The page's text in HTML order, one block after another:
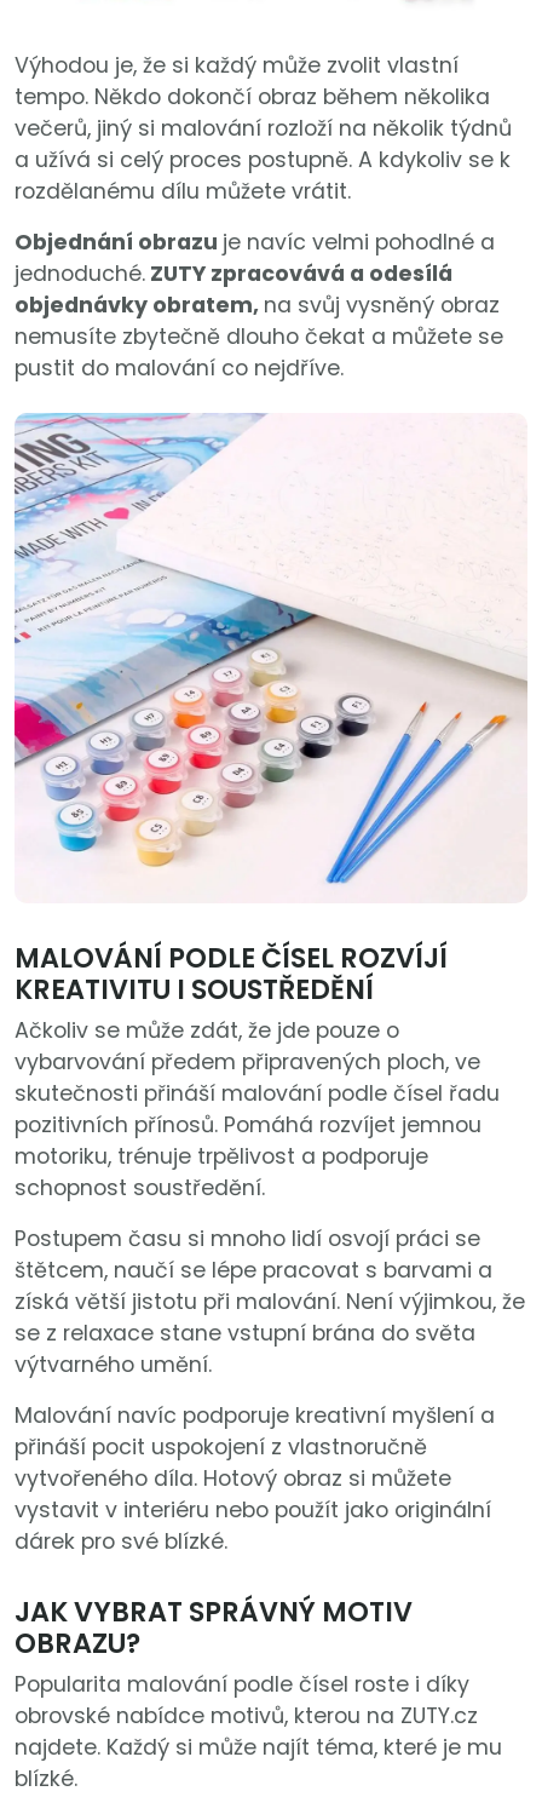
Výhodou je, že si každý může zvolit vlastní
tempo. Někdo dokončí obraz během několika
večerů, jiný si malování rozloží na několik týdnů
a užívá si celý proces postupně. A kdykoliv se k
rozdělanému dílu můžete vrátit.
Objednání obrazu je navíc velmi pohodlné a
jednoduché. ZUTY zpracovává a odesílá
objednávky obratem, na svůj vysněný obraz
nemusíte zbytečně dlouho čekat a můžete se
pustit do malování co nejdříve.
MALOVÁNÍ PODLE ČÍSEL ROZVÍJÍ
KREATIVITU I SOUSTŘEDĚNÍ
Ačkoliv se může zdát, že jde pouze o
vybarvování předem připravených ploch, ve
skutečnosti přináší malování podle čísel řadu
pozitivních přínosů. Pomáhá rozvíjet jemnou
motoriku, trénuje trpělivost a podporuje
schopnost soustředění.
Postupem času si mnoho lidí osvojí práci se
štětcem, naučí se lépe pracovat s barvami a
získá větší jistotu při malování. Není výjimkou, že
se z relaxace stane vstupní brána do světa
výtvarného umění.
Malování navíc podporuje kreativní myšlení a
přináší pocit uspokojení z vlastnoručně
vytvořeného díla. Hotový obraz si můžete
vystavit v interiéru nebo použít jako originální
dárek pro své blízké.
JAK VYBRAT SPRÁVNÝ MOTIV
OBRAZU?
Popularita malování podle čísel roste i díky
obrovské nabídce motivů, kterou na ZUTY.cz
najdete. Každý si může najít téma, které je mu
blízké.